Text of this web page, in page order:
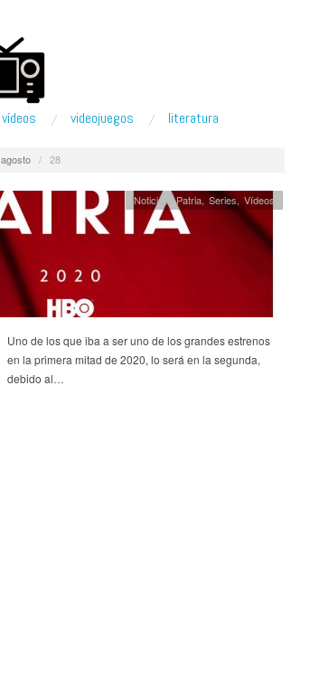
ví­deos videojuegos literatura
agosto / 28
Noticias ,Patria,Series,Ví­deos
Uno de los que iba a ser uno de los grandes estrenos
en la primera mitad de 2020, lo será en la segunda,
debido al…